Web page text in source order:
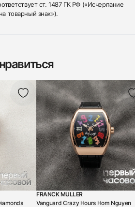
ст. 1487 ГК РФ («Исчерпание
товарный знак»).
FRANCK MULLER
Vanguard Crazy Hours Hom Nguyen